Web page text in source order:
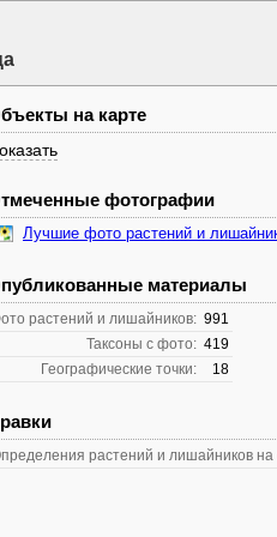
на карте
фотографии
Лучшие фото растений и
материалы
растений и лишайников: 991
Таксоны с фото: 419
Географические точки:
18
растений и лишайников